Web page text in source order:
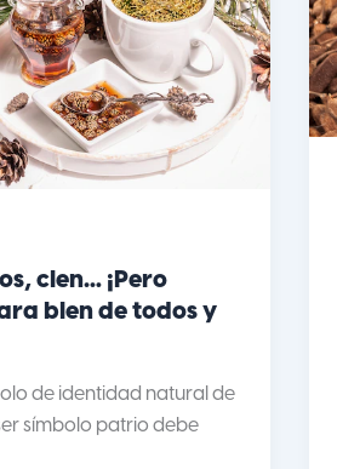
cien… ¡Pero
bien de todos y
de identidad natural de
símbolo patrio debe